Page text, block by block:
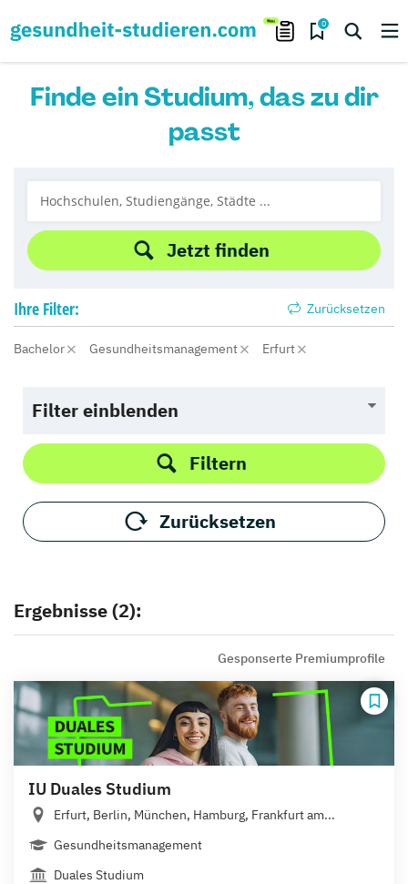
0
Finde ein Studium, das zu dir
passt
Jetzt finden
Ihre Filter: Zurücksetzen
Bachelor Gesundheitsmanagement Erfurt
Filter einblenden
Filtern
Zurücksetzen
Ergebnisse (2):
Gesponserte Premiumprofile
IU Duales Studium
Erfurt, Berlin, München, Hamburg, Frankfurt am...
Gesundheitsmanagement
Duales Studium